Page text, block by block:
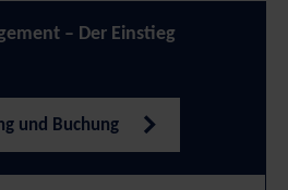
– Der Einstieg
und Buchung